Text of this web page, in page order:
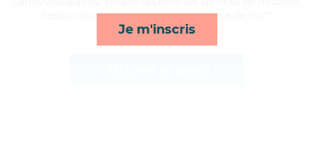
Je m'inscris
repas, courses/livraison et surveillance de nuit*